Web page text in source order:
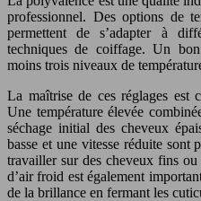
professionnel. Des options de
permettent de s’adapter à
techniques de coiffage. Un
moins trois niveaux de
La maîtrise de ces réglages est
Une température élevée
séchage initial des cheveux
basse et une vitesse réduite
travailler sur des cheveux fins
d’air froid est également
de la brillance en fermant les